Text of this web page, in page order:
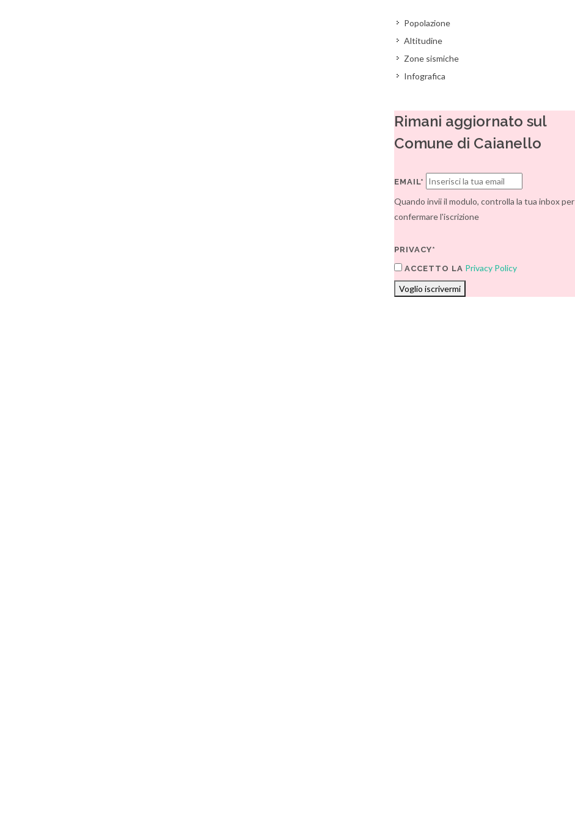
Popolazione
Altitudine
Zone sismiche
Infografica
Rimani aggiornato sul
Comune di Caianello
EMAIL*
Quando invii il modulo, controlla la tua inbox per
confermare l'iscrizione
PRIVACY*
ACCETTO LA Privacy Policy
Voglio iscrivermi